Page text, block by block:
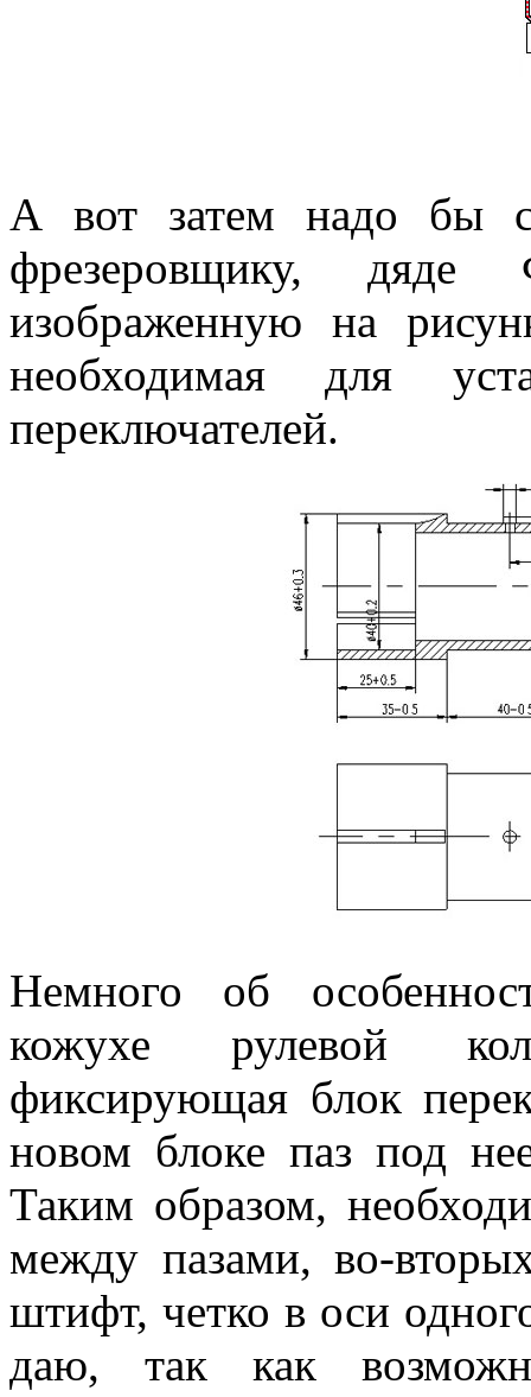
А вот затем надо бы
фрезеровщику, дяде
изображенную на
необходимая для
переключателей.
Немного об
кожухе рулевой
фиксирующая блок
новом блоке паз под
Таким образом,
между пазами, во-
штифт, четко в оси
даю, так как